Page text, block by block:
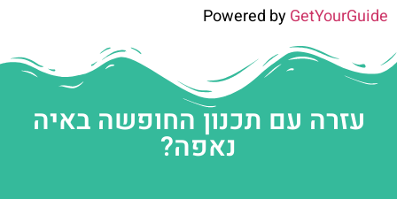
Powered byGetYourGuide
עזרה עם תכנון החופשה באיה
נאפה?